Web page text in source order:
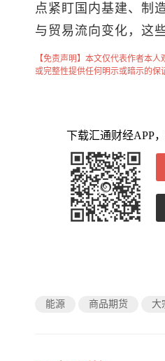
点紧盯国内基建、制
与贸易流向变化，这
【免责声明】本文仅代表作者本
或完整性提供任何明示或暗示的
下载汇通财经APP
能源 商品期货 大